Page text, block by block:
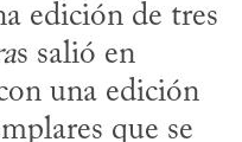
edición de tres
s salió en
una edición
que se